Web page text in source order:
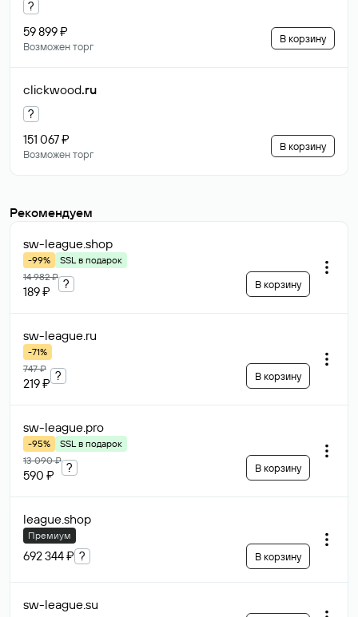
?
59 899 ₽
Возможен торг
В корзину
clickwood.ru
?
151 067 ₽
Возможен торг
В корзину
Рекомендуем
sw-league.shop
-99%
SSL в подарок
14 982 ₽
189 ₽
? В корзину
sw-league.ru
-71%
747 ₽
219 ₽
? В корзину
sw-league.pro
-95%
SSL в подарок
13 090 ₽
590 ₽
? В корзину
league.shop
Премиум
692 344 ₽ ? В корзину
sw-league.su